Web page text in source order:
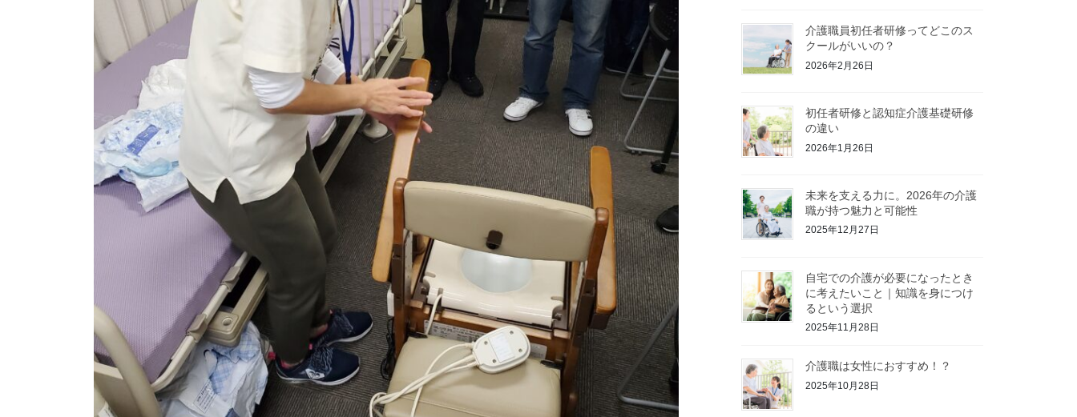
介護職員初任者研修ってどこのス
クールがいいの？
2026年2月26日
初任者研修と認知症介護基礎研修
の違い
2026年1月26日
未来を支える力に。2026年の介護
職が持つ魅力と可能性
2025年12月27日
自宅での介護が必要になったとき
に考えたいこと｜知識を身につけ
るという選択
2025年11月28日
介護職は女性におすすめ！？
2025年10月28日